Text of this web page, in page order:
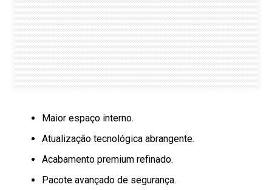
Maior espaço interno.
Atualização tecnológica abrangente.
Acabamento premium refinado.
Pacote avançado de segurança.